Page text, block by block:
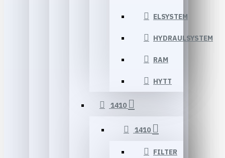
ELSYSTEM
HYDRAULSYSTEM
RAM
HYTT
1410
1410
FILTER